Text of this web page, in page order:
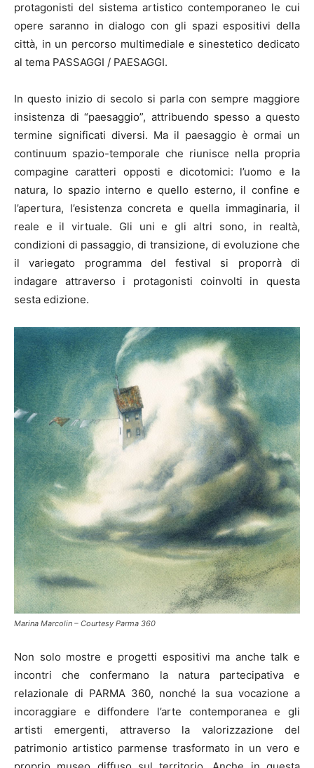
protagonisti del sistema artistico contemporaneo le cui
opere saranno in dialogo con gli spazi espositivi della
città, in un percorso multimediale e sinestetico dedicato
al tema PASSAGGI / PAESAGGI.
In questo inizio di secolo si parla con sempre maggiore
insistenza di “paesaggio”, attribuendo spesso a questo
termine significati diversi. Ma il paesaggio è ormai un
continuum spazio-temporale che riunisce nella propria
compagine caratteri opposti e dicotomici: l’uomo e la
natura, lo spazio interno e quello esterno, il confine e
l’apertura, l’esistenza concreta e quella immaginaria, il
reale e il virtuale. Gli uni e gli altri sono, in realtà,
condizioni di passaggio, di transizione, di evoluzione che
il variegato programma del festival si proporrà di
indagare attraverso i protagonisti coinvolti in questa
sesta edizione.
Marina Marcolin – Courtesy Parma 360
Non solo mostre e progetti espositivi ma anche talk e
incontri che confermano la natura partecipativa e
relazionale di PARMA 360, nonché la sua vocazione a
incoraggiare e diffondere l’arte contemporanea e gli
artisti emergenti, attraverso la valorizzazione del
patrimonio artistico parmense trasformato in un vero e